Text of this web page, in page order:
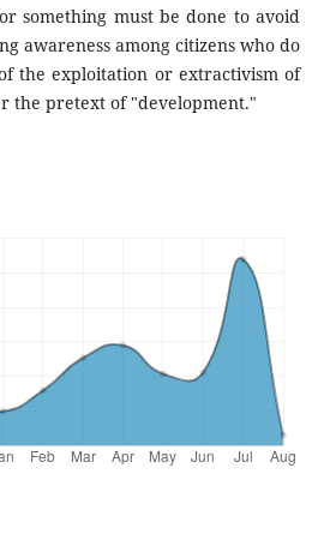
something must be done to avoid
awareness among citizens who do
​​the exploitation or extractivism of
the pretext of "development."